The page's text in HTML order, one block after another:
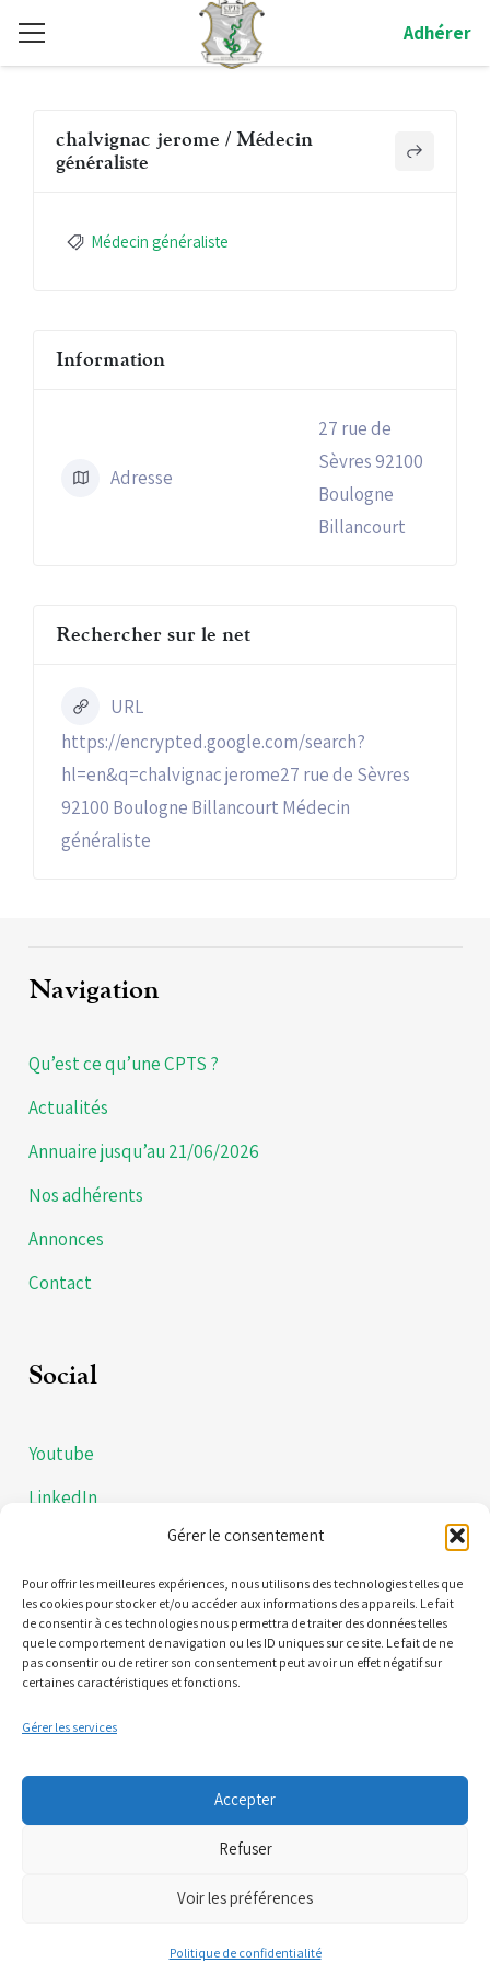
Gérer le consentement
Pour offrir les meilleures expériences, nous utilisons des technologies telles que
les cookies pour stocker et/ou accéder aux informations des appareils. Le fait
de consentir à ces technologies nous permettra de traiter des données telles
que le comportement de navigation ou les ID uniques sur ce site. Le fait de ne
pas consentir ou de retirer son consentement peut avoir un effet négatif sur
certaines caractéristiques et fonctions.
Gérer les services
Accepter
Refuser
Voir les préférences
Politique de confidentialité
Adhérer
chalvignac jerome / Médecin
généraliste
Médecin généraliste
Information
Adresse
27 rue de
Sèvres 92100
Boulogne
Billancourt
Rechercher sur le net
URL
https://encrypted.google.com/search?
hl=en&q=chalvignac jerome27 rue de Sèvres
92100 Boulogne Billancourt Médecin
généraliste
Navigation
Qu’est ce qu’une CPTS ?
Actualités
Annuaire jusqu’au 21/06/2026
Nos adhérents
Annonces
Contact
Social
Youtube
LinkedIn
Politiques de confidentialités
Mentions légales
(Nous ne sommes pas une plateforme de RDV)